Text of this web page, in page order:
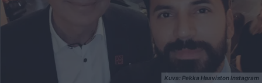
Kuva: Pekka Haaviston Instagram